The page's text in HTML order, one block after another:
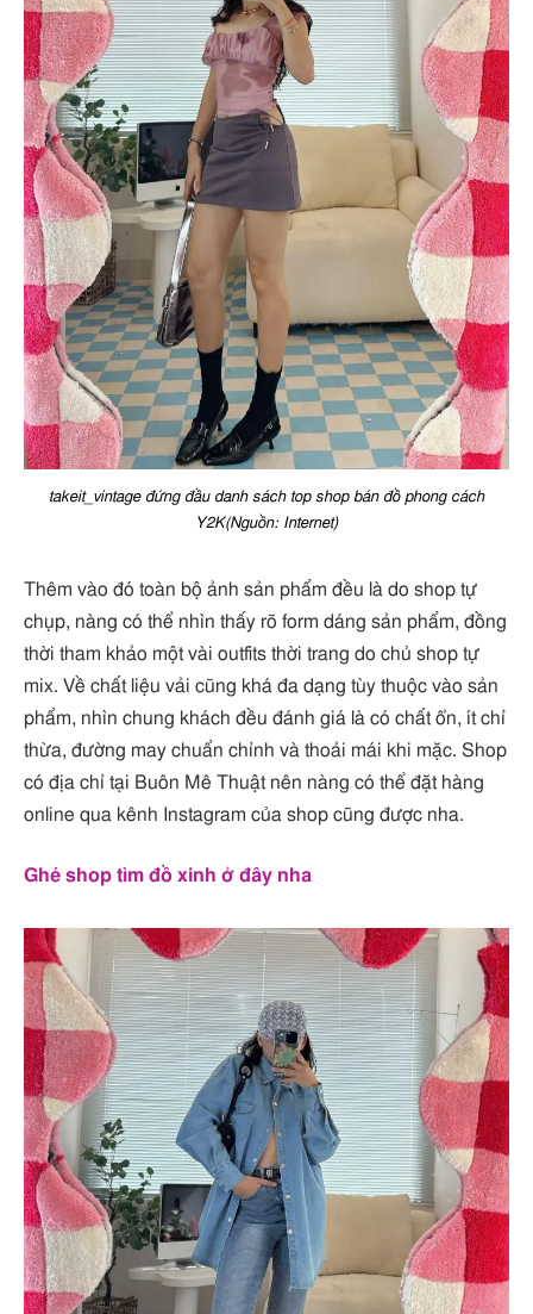
takeit_vintage đứng đầu danh sách top shop bán đồ phong cách
Y2K(Nguồn: Internet)
Thêm vào đó toàn bộ ảnh sản phẩm đều là do shop tự
chụp, nàng có thể nhìn thấy rõ form dáng sản phẩm, đồng
thời tham khảo một vài outfits thời trang do chủ shop tự
mix. Về chất liệu vải cũng khá đa dạng tùy thuộc vào sản
phẩm, nhìn chung khách đều đánh giá là có chất ổn, ít chỉ
thừa, đường may chuẩn chỉnh và thoải mái khi mặc. Shop
có địa chỉ tại Buôn Mê Thuật nên nàng có thể đặt hàng
online qua kênh Instagram của shop cũng được nha.
Ghé shop tìm đồ xinh ở đây nha